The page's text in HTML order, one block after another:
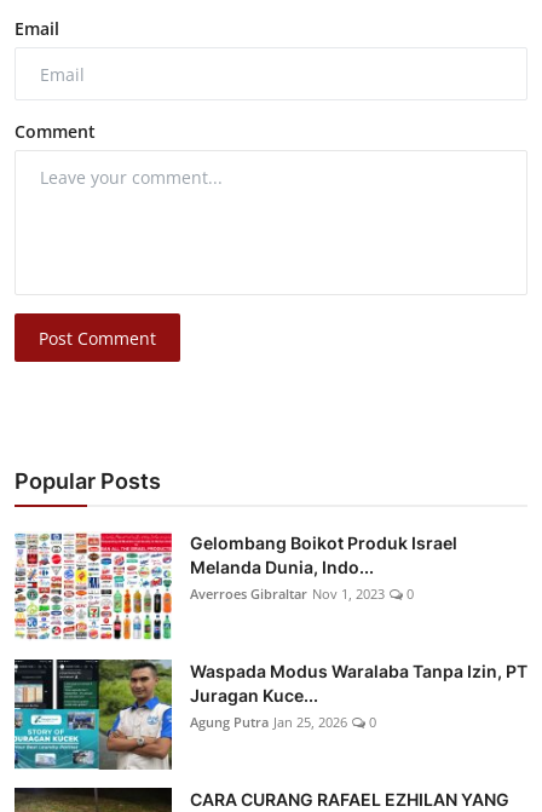
Email
Comment
Post Comment
Popular Posts
Gelombang Boikot Produk Israel
Melanda Dunia, Indo...
Averroes Gibraltar Nov 1, 2023 0
Waspada Modus Waralaba Tanpa Izin, PT
Juragan Kuce...
Agung Putra Jan 25, 2026 0
CARA CURANG RAFAEL EZHILAN YANG